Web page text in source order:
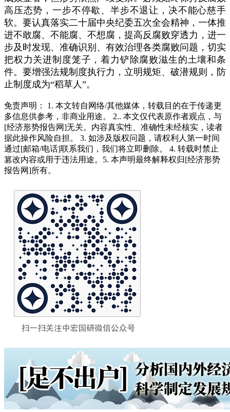
高压态势，一步不停歇、半步不退让，决不能心慈手
软。要认真落实二十届中央纪委五次全会精神，一体推
进不敢腐、不能腐、不想腐，提高反腐败穿透力，进一
步及时发现、准确识别、有效治理各类腐败问题，切实
把权力关进制度笼子，着力铲除腐败滋生的土壤和条
件。要增强法规制度执行力，立明规矩、破潜规则，防
止制度成为“稻草人”。
免责声明： 1. 本文转自网络/其他媒体，转载目的在于传递更
多信息供参考，非商业用途。 2.. 本文仅代表原作者观点，与
[经济形势报告网]无关。内容真实性、准确性未经核实，读者
据此操作风险自担。 3. 如涉及版权问题，请权利人第一时间
通过[邮箱/电话]联系我们，我们将立即删除。 4. 转载时禁止
篡改内容或用于违法用途。5. 本声明最终解释权归[经济形势
报告网]所有。